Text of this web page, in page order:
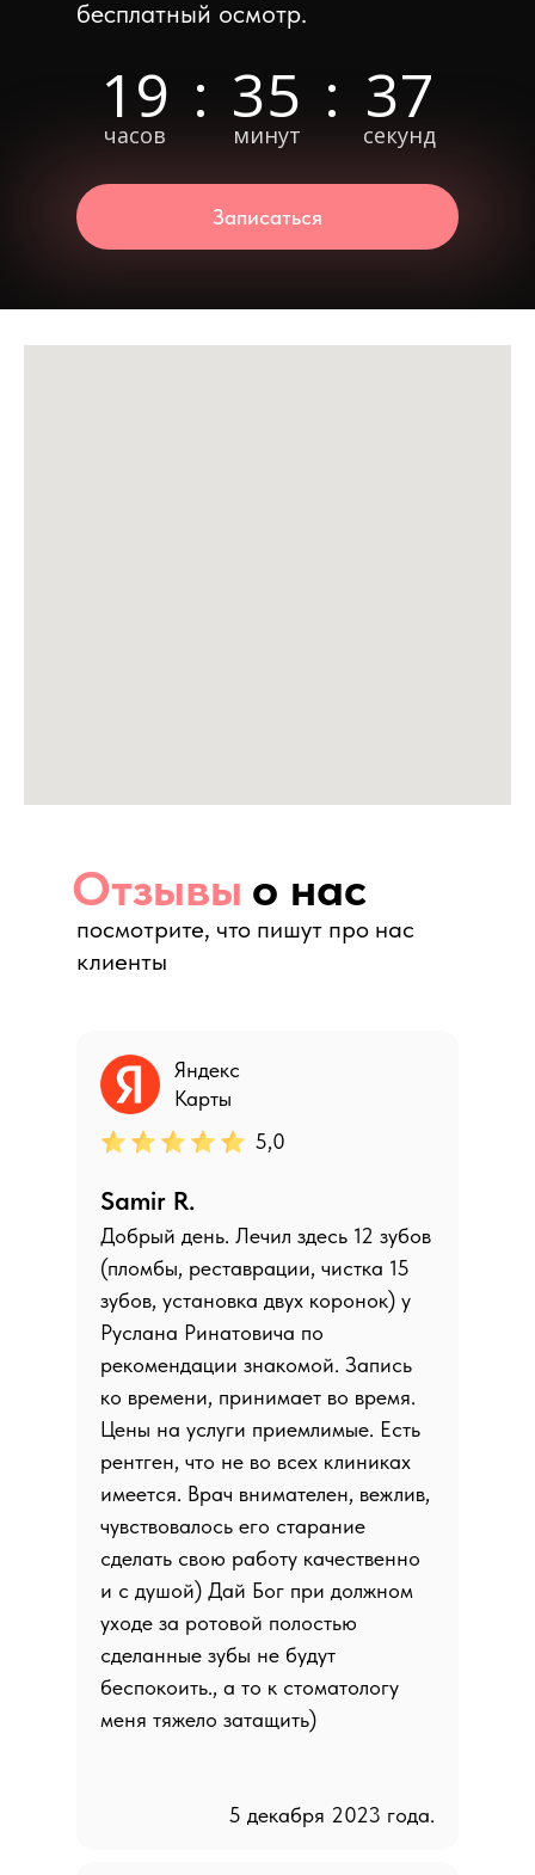
бесплатный осмотр.
Записаться
19
часов : 35
минут : 35
секунд
посмотрите, что пишут про нас
клиенты
Отзывы о нас
Добрый день. Лечил здесь 12 зубов
(пломбы, реставрации, чистка 15
зубов, установка двух коронок) у
Руслана Ринатовича по
рекомендации знакомой. Запись
ко времени, принимает во время.
Цены на услуги приемлимые. Есть
рентген, что не во всех клиниках
имеется. Врач внимателен, вежлив,
чувствовалось его старание
сделать свою работу качественно
и с душой) Дай Бог при должном
уходе за ротовой полостью
сделанные зубы не будут
беспокоить., а то к стоматологу
меня тяжело затащить)
Samir R.
5,0
Яндекс
Карты
5 декабря 2023 года.